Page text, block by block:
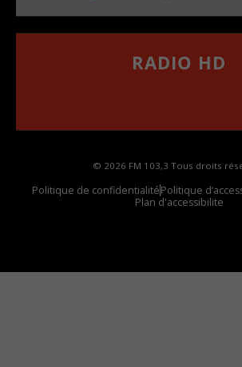
RADIO HD
© 2026 FM 103,3 Tous droits
Politique de confidentialitéPolitique
Plan d'accessibilite